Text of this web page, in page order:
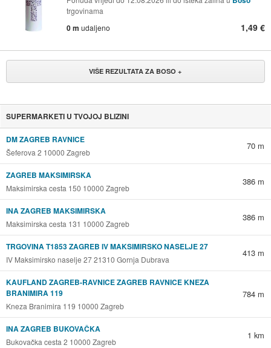
trgovinama
0 m udaljeno 1,49 €
VIŠE REZULTATA ZA BOSO +
SUPERMARKETI U TVOJOJ BLIZINI
DM ZAGREB RAVNICE
Šeferova 2 10000 Zagreb
70 m
ZAGREB MAKSIMIRSKA
Maksimirska cesta 150 10000 Zagreb
386 m
INA ZAGREB MAKSIMIRSKA
Maksimirska cesta 131 10000 Zagreb
386 m
TRGOVINA T1853 ZAGREB IV MAKSIMIRSKO NASELJE 27
IV Maksimirsko naselje 27 21310 Gornja Dubrava
413 m
KAUFLAND ZAGREB-RAVNICE ZAGREB RAVNICE KNEZA
BRANIMIRA 119
Kneza Branimira 119 10000 Zagreb
784 m
INA ZAGREB BUKOVAČKA
Bukovačka cesta 2 10000 Zagreb
1 km